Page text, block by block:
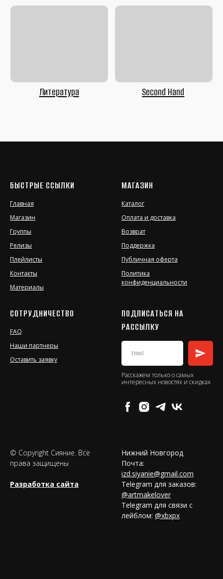
БЫСТРЫЕ ССЫЛКИ
Главная
Магазин
Группы
Релизы
Плейлисты
Контакты
Материалы
МАГАЗИН
Каталог
Оплата и доставка
Возврат
Поддержка
Публичная оферта
Политика
конфиденциальности
СОТРУДНИЧЕСТВО
FAQ
Наши партнеры
Оставить заявку
ПОДПИСАТЬСЯ НА
РАССЫЛКУ
Расскажем только о самых
интересных новостях и скидках
© Copyright Сияние. Все
права защищены
Разработка сайта
Нижний Новгород
Почта:
izd.siyanie@gmail.com
Telegram для заказов:
@artmakelover
Telegram для связи с
лейблом: @xbxpx